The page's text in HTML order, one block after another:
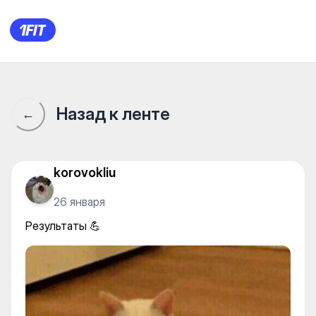
Результаты 💪
← Назад к ленте
korovokliu
26 января
Результаты 💪